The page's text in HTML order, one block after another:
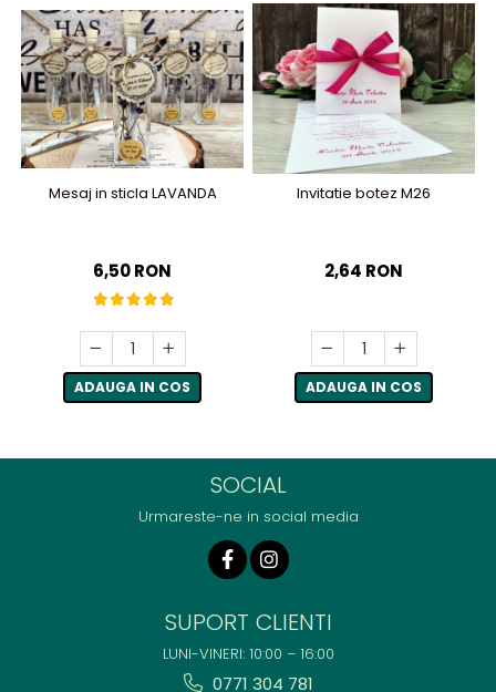
Mesaj in sticla LAVANDA
6,50 RON
ADAUGA IN COS
Invitatie botez M26
2,64 RON
ADAUGA IN COS
SOCIAL
Urmareste-ne in social media
SUPORT CLIENTI
LUNI-VINERI: 10:00 – 16:00
0771 304 781